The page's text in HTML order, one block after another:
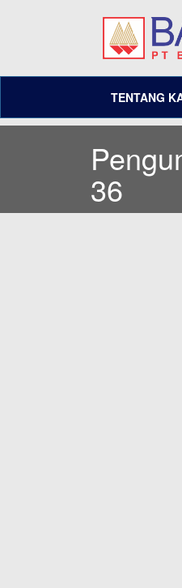
TENTANG
36